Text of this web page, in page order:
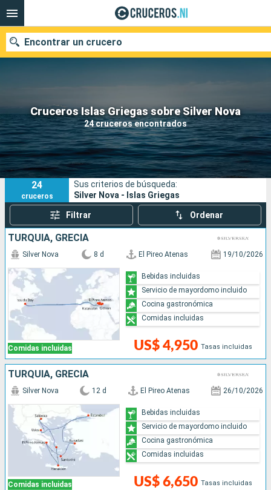
Cruceros Islas Griegas sobre Silver Nova
24 cruceros encontrados
Encontrar un crucero
Nuestros destinos
Fecha de salida
Puertos Compañías
Buscar
24
cruceros
Sus criterios de búsqueda:
Silver Nova - Islas Griegas
Filtrar Ordenar
TURQUÍA, GRECIA
Comidas incluidas
Silver Nova 8 d El Pireo Atenas 19/10/2026
US$ 4,950 Tasas incluidas
Bebidas incluidas
Servicio de mayordomo incluido
Cocina gastronómica
Comidas incluidas
TURQUÍA, GRECIA
Comidas incluidas
Silver Nova 12 d El Pireo Atenas 26/10/2026
US$ 6,650 Tasas incluidas
Bebidas incluidas
Servicio de mayordomo incluido
Cocina gastronómica
Comidas incluidas